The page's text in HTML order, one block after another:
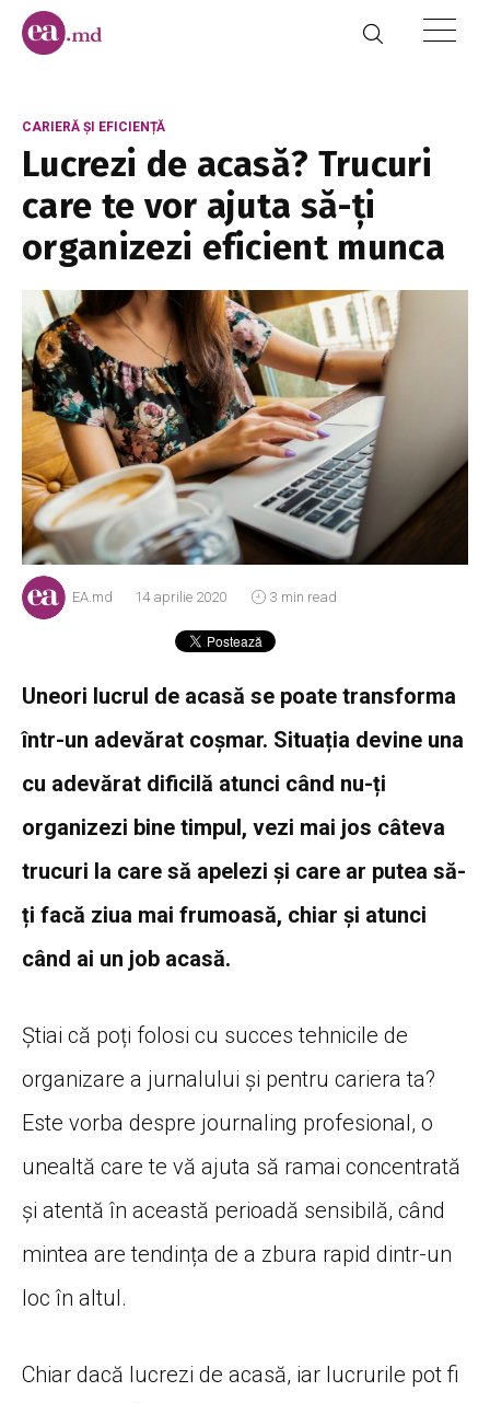
CARIERĂ ȘI EFICIENȚĂ
Lucrezi de acasă? Trucuri
care te vor ajuta să-ți
organizezi eficient munca
EA.md 14 aprilie 2020 3 min read
Uneori lucrul de acasă se poate transforma
într-un adevărat coșmar. Situația devine una
cu adevărat dificilă atunci când nu-ți
organizezi bine timpul, vezi mai jos câteva
trucuri la care să apelezi și care ar putea să-
ți facă ziua mai frumoasă, chiar și atunci
când ai un job acasă.
Știai că poți folosi cu succes tehnicile de
organizare a jurnalului și pentru cariera ta?
Este vorba despre journaling profesional, o
unealtă care te vă ajuta să ramai concentrată
și atentă în această perioadă sensibilă, când
mintea aretendința de a zbura rapid dintr-un
loc în altul.
Chiar dacă lucrezi de acasă, iar lucrurile pot fi